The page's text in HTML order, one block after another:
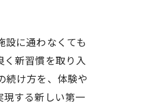
に通わなくても
新習慣を取り入
続け方を、体験や
する新しい第一